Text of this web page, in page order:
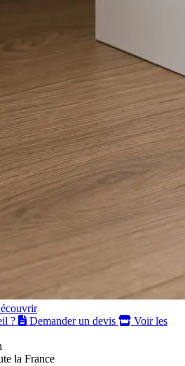
?
Demander un devis
Voir les
la France